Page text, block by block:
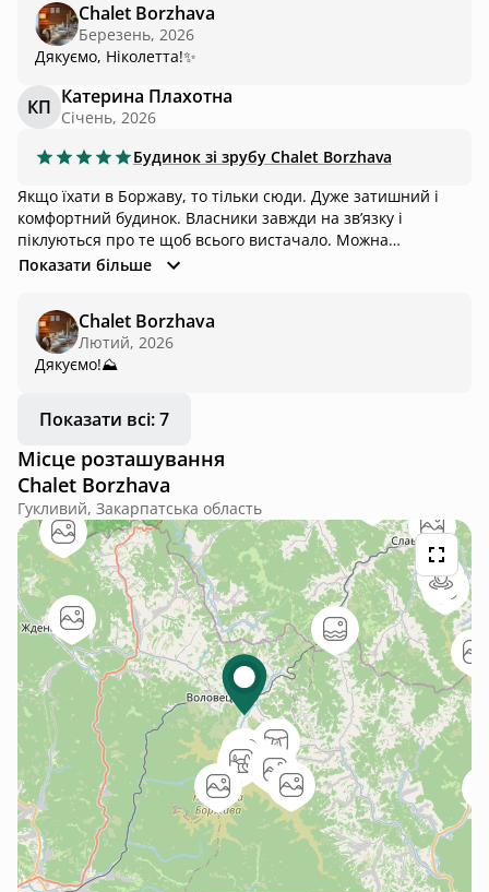
Chalet Borzhava
Березень, 2026
Дякуємо, Ніколетта!✨
КП Катерина Плахотна
Січень, 2026
Будинок зі зрубу Chalet Borzhava
Якщо їхати в Боржаву, то тільки сюди. Дуже затишний і
комфортний будинок. Власники завжди на звʼязку і
піклуються про те щоб всього вистачало. Можна
усамітнитися і водночас зручно добиратись до
Показати більше
Chalet Borzhava
Лютий, 2026
Дякуємо!⛰️
Показати всі: 7
Місце розташування
Chalet Borzhava
Гукливий, Закарпатська область